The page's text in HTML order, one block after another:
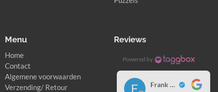
Menu
Home
Contact
Algemene voorwaarden
Verzending/ Retour
Reviews
Powered by
Frank Smet